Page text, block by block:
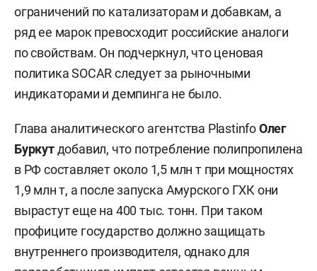
ограничений по катализаторам и добавкам, а
ряд ее марок превосходит российские аналоги
по свойствам. Он подчеркнул, что ценовая
политика SOCAR следует за рыночными
индикаторами и демпинга не было.
Глава аналитического агентства PlastinfoОлег
Буркутдобавил, что потребление полипропилена
в РФ составляет около 1,5 млн т при мощностях
1,9 млн т, а после запуска Амурского ГХК они
вырастут еще на 400 тыс. тонн. При таком
профиците государство должно защищать
внутреннего производителя, однако для